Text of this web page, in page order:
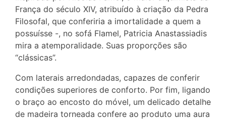
França do século XIV, atribuído à criação da Pedra
Filosofal, que conferiria a imortalidade a quem a
possuísse -, no sofá Flamel, Patricia Anastassiadis
mira a atemporalidade. Suas proporções são
“clássicas”.
Com laterais arredondadas, capazes de conferir
condições superiores de conforto. Por fim, ligando
o braço ao encosto do móvel, um delicado detalhe
de madeira torneada confere ao produto uma aura